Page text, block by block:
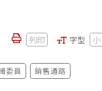
列印 字型 小
委員 銷售通路